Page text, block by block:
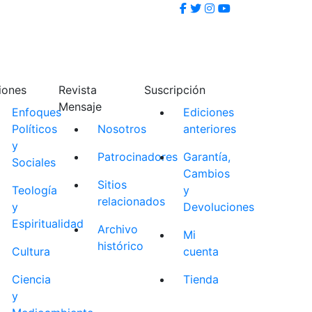
Enfoques
Políticos
y
Sociales
Teología
y
Espiritualidad
Cultura
Ciencia
y
Revista
Mensaje
Nosotros
Patrocinadores
Sitios
relacionados
Archivo
histórico
Suscripción
Ediciones
anteriores
Garantía,
Cambios
y
Devoluciones
Mi
cuenta
Tienda